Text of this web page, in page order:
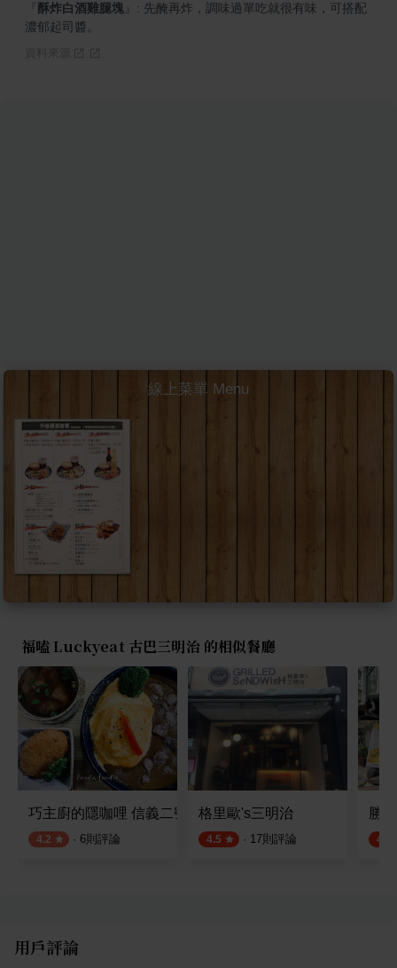
酥炸白酒雞腿塊
: 先醃再炸，調味過單吃就很有味，可搭配
濃郁起司醬。
線上菜單 Menu
福嗑 Luckyeat 古巴三明治 的相似餐廳
巧主廚的隱咖哩 信義二號店
4.2 · 6則評論
格里歐's三明治
4.5 · 17則評論
勝
4.8
用戶評論